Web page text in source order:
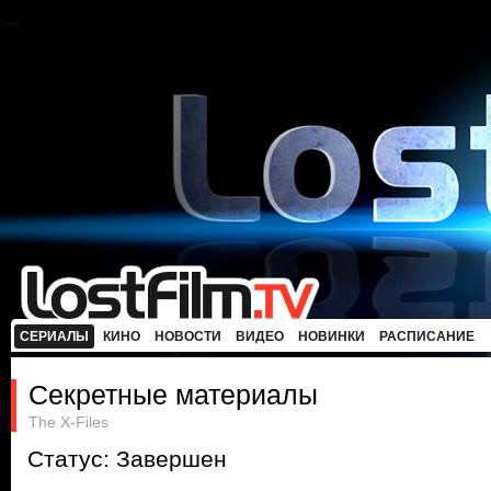
СЕРИАЛЫ КИНО НОВОСТИ ВИДЕО НОВИНКИ РАСПИСАНИЕ
Секретные материалы
The X-Files
Статус: Завершен